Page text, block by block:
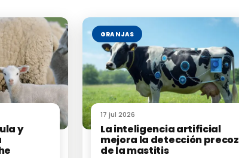
y
GRANJAS
17 jul 2026
La inteligencia artificial
mejora la detección precoz
de la mastitis